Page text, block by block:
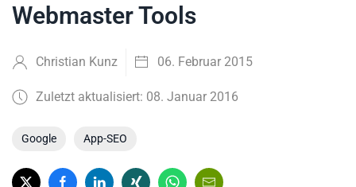
Webmaster Tools
Christian Kunz 06. Februar 2015
Zuletzt aktualisiert: 08. Januar 2016
Google App-SEO